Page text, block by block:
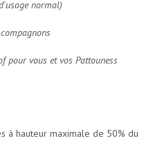
normal)
pour vous et vos Pattouness
à hauteur maximale de 50% du